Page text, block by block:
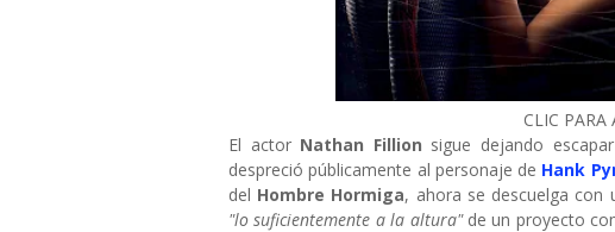
CLIC PARA
El actor Nathan Fillion sigue dejando
despreció públicamente al personaje de Hank
del Hombre Hormiga, ahora se descuelga con
"lo suficientemente a la altura"de un proyecto